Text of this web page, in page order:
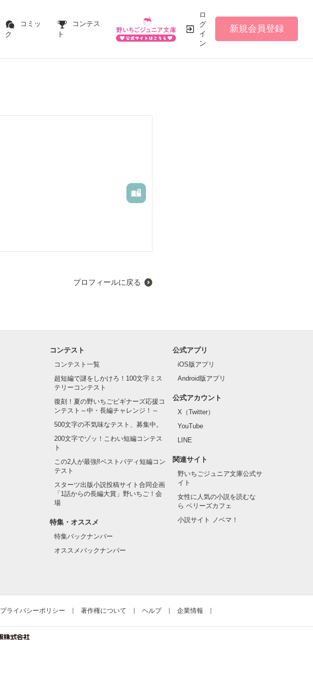
コミッ
ク
コンテス
ト
ロ
グ
イ
ン
新規会員登録
プロフィールに戻る
コンテスト
コンテスト一覧
超短編で謎をしかけろ！100文字ミス
テリーコンテスト
復刻！夏の野いちごビギナーズ応援コ
ンテスト～中・長編チャレンジ！～
500文字の不気味なテスト、募集中。
200文字でゾッ！こわい短編コンテス
ト
この2人が最強‼ベストバディ短編コン
テスト
スターツ出版小説投稿サイト合同企画
「1話からの長編大賞」野いちご！会
場
特集・オススメ
特集バックナンバー
オススメバックナンバー
公式アプリ
iOS版アプリ
Android版アプリ
公式アカウント
X（Twitter）
YouTube
LINE
関連サイト
野いちごジュニア文庫公式サ
イト
女性に人気の小説を読むな
ら ベリーズカフェ
小説サイト ノベマ！
プライバシーポリシー 著作権について ヘルプ 企業情報